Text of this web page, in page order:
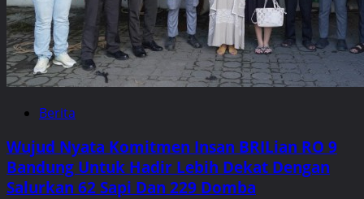
Berita
Wujud Nyata Komitmen Insan BRILian RO 9
Bandung Untuk Hadir Lebih Dekat Dengan
Salurkan 62 Sapi Dan 229 Domba